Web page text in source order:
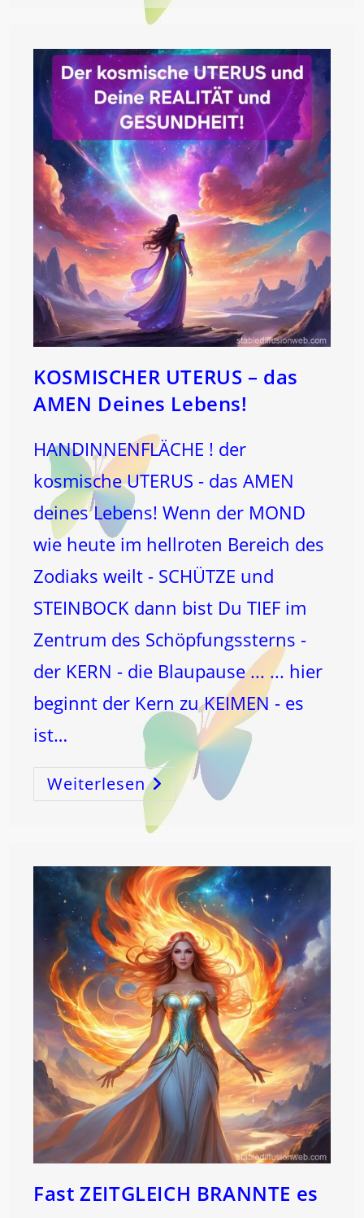
–
Und
UMKEHR!
KOSMISCHER UTERUS – das
AMEN Deines Lebens!
HANDINNENFLÄCHE ! der
kosmische UTERUS - das AMEN
deines Lebens! Wenn der MOND
wie heute im hellroten Bereich des
Zodiaks weilt - SCHÜTZE und
STEINBOCK dann bist Du TIEF im
Zentrum des Schöpfungssterns -
der KERN - die Blaupause ... ... hier
beginnt der Kern zu KEIMEN - es
ist…
Weiterlesen KOSMISCHER
UTERUS
–
Das
AMEN
Deines
Fast ZEITGLEICH BRANNTE es